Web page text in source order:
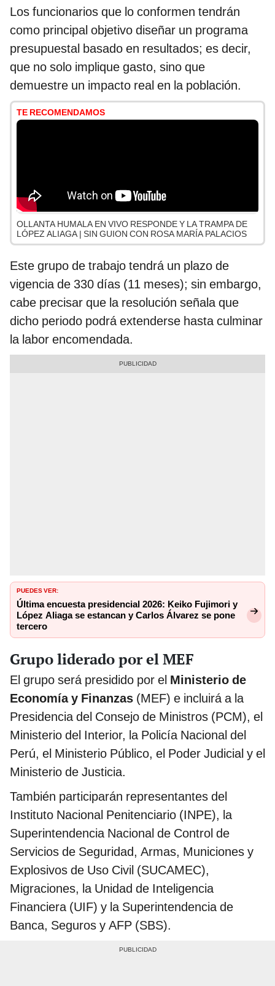
Los funcionarios que lo conformen tendrán
como principal objetivo diseñar un programa
presupuestal basado en resultados; es decir,
que no solo implique gasto, sino que
demuestre un impacto real en la población.
TE RECOMENDAMOS
OLLANTA HUMALA EN VIVO RESPONDE Y LA TRAMPA DE
LÓPEZ ALIAGA | SIN GUION CON ROSA MARÍA PALACIOS
Este grupo de trabajo tendrá un plazo de
vigencia de 330 días (11 meses); sin embargo,
cabe precisar que la resolución señala que
dicho periodo podrá extenderse hasta culminar
la labor encomendada.
PUEDES VER:
Última encuesta presidencial 2026: Keiko Fujimori y
López Aliaga se estancan y Carlos Álvarez se pone
tercero
Grupo liderado por el MEF
El grupo será presidido por el Ministerio de
Economía y Finanzas (MEF) e incluirá a la
Presidencia del Consejo de Ministros (PCM), el
Ministerio del Interior, la Policía Nacional del
Perú, el Ministerio Público, el Poder Judicial y el
Ministerio de Justicia.
También participarán representantes del
Instituto Nacional Penitenciario (INPE), la
Superintendencia Nacional de Control de
Servicios de Seguridad, Armas, Municiones y
Explosivos de Uso Civil (SUCAMEC),
Migraciones, la Unidad de Inteligencia
Financiera (UIF) y la Superintendencia de
Banca, Seguros y AFP (SBS).